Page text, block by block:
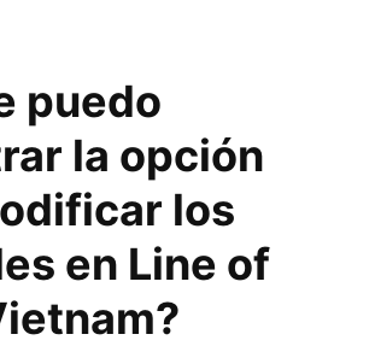
puedo
la opción
los
en Line of